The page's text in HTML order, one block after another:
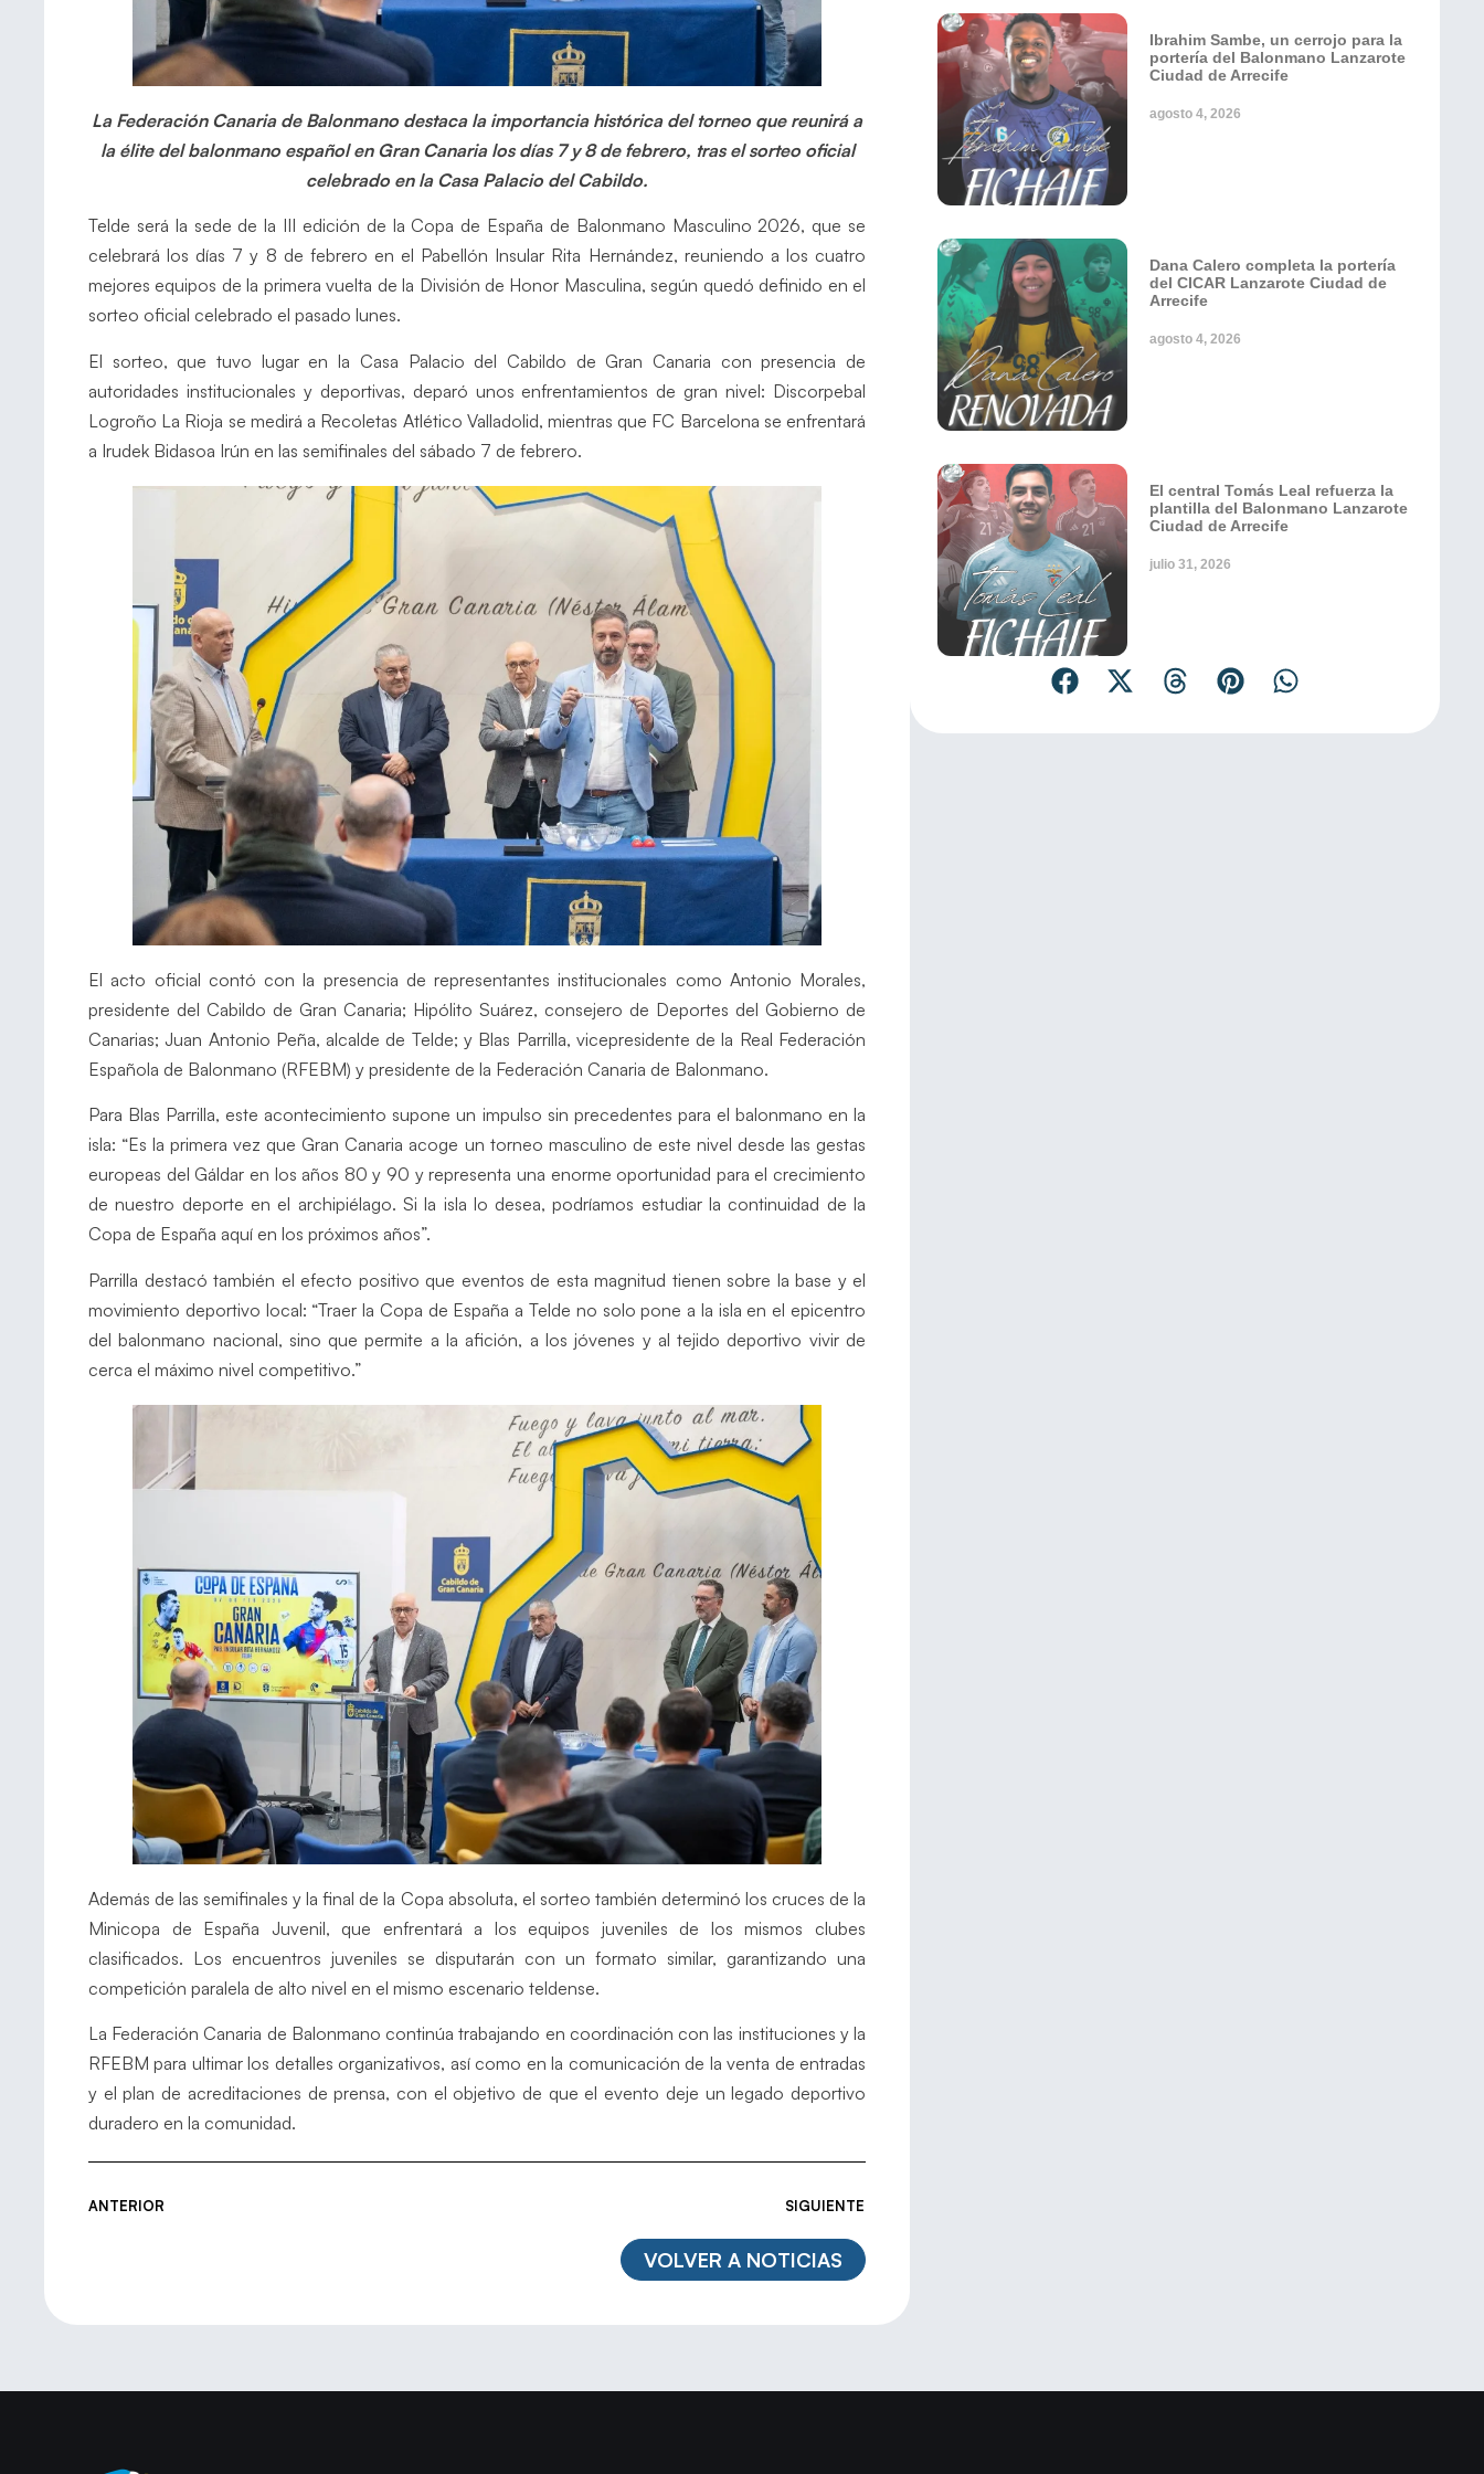
La Federación Canaria de Balonmano destaca la importancia histórica del torneo que reunirá a
la élite del balonmano español en Gran Canaria los días 7 y 8 de febrero, tras el sorteo oficial
celebrado en la Casa Palacio del Cabildo.
Telde será la sede de la III edición de la Copa de España de Balonmano Masculino 2026, que se
celebrará los días 7 y 8 de febrero en el Pabellón Insular Rita Hernández, reuniendo a los cuatro
mejores equipos de la primera vuelta de la División de Honor Masculina, según quedó definido en el
sorteo oficial celebrado el pasado lunes.
El sorteo, que tuvo lugar en la Casa Palacio del Cabildo de Gran Canaria con presencia de
autoridades institucionales y deportivas, deparó unos enfrentamientos de gran nivel: Discorpebal
Logroño La Rioja se medirá a Recoletas Atlético Valladolid, mientras que FC Barcelona se enfrentará
a Irudek Bidasoa Irún en las semifinales del sábado 7 de febrero.
El acto oficial contó con la presencia de representantes institucionales como Antonio Morales,
presidente del Cabildo de Gran Canaria; Hipólito Suárez, consejero de Deportes del Gobierno de
Canarias; Juan Antonio Peña, alcalde de Telde; y Blas Parrilla, vicepresidente de la Real Federación
Española de Balonmano (RFEBM) y presidente de la Federación Canaria de Balonmano.
Para Blas Parrilla, este acontecimiento supone un impulso sin precedentes para el balonmano en la
isla: “Es la primera vez que Gran Canaria acoge un torneo masculino de este nivel desde las gestas
europeas del Gáldar en los años 80 y 90 y representa una enorme oportunidad para el crecimiento
de nuestro deporte en el archipiélago. Si la isla lo desea, podríamos estudiar la continuidad de la
Copa de España aquí en los próximos años”.
Parrilla destacó también el efecto positivo que eventos de esta magnitud tienen sobre la base y el
movimiento deportivo local: “Traer la Copa de España a Telde no solo pone a la isla en el epicentro
del balonmano nacional, sino que permite a la afición, a los jóvenes y al tejido deportivo vivir de
cerca el máximo nivel competitivo.”
Además de las semifinales y la final de la Copa absoluta, el sorteo también determinó los cruces de la
Minicopa de España Juvenil, que enfrentará a los equipos juveniles de los mismos clubes
clasificados. Los encuentros juveniles se disputarán con un formato similar, garantizando una
competición paralela de alto nivel en el mismo escenario teldense.
La Federación Canaria de Balonmano continúa trabajando en coordinación con las instituciones y la
RFEBM para ultimar los detalles organizativos, así como en la comunicación de la venta de entradas
y el plan de acreditaciones de prensa, con el objetivo de que el evento deje un legado deportivo
duradero en la comunidad.
ANTERIOR SIGUIENTE
VOLVER A NOTICIAS
Ibrahim Sambe, un cerrojo para la
portería del Balonmano Lanzarote
Ciudad de Arrecife
agosto 4, 2026
Dana Calero completa la portería
del CICAR Lanzarote Ciudad de
Arrecife
agosto 4, 2026
El central Tomás Leal refuerza la
plantilla del Balonmano Lanzarote
Ciudad de Arrecife
julio 31, 2026